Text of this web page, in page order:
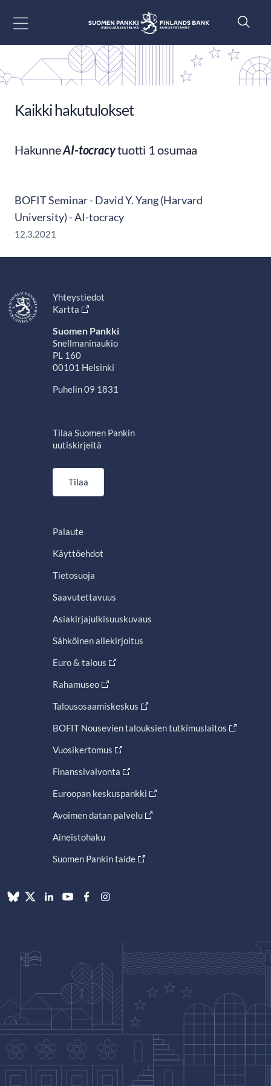
Kaikki hakutulokset
HakunneAI-tocracytuotti 1 osumaa
BOFIT Seminar - David Y. Yang (Harvard
University) - AI-tocracy
12.3.2021
Yhteystiedot
Kartta
Suomen Pankki
Snellmaninaukio
PL 160
00101 Helsinki
Puhelin 09 1831
Tilaa Suomen Pankin
uutiskirjeitä
Tilaa
Palaute
Käyttöehdot
Tietosuoja
Saavutettavuus
Asiakirjajulkisuuskuvaus
Sähköinen allekirjoitus
Euro & talous
Rahamuseo
Talousosaamiskeskus
BOFIT Nousevien talouksien tutkimuslaitos
Vuosikertomus
Finanssivalvonta
Euroopan keskuspankki
Avoimen datan palvelu
Aineistohaku
Suomen Pankin taide